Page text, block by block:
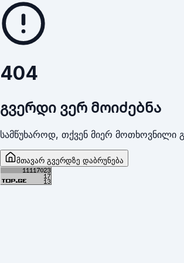
404
გვერდი ვერ მოიძებნა
სამწუხაროდ, თქვენ მიერ მოთხოვნილი
მთავარ გვერდზე დაბრუნება